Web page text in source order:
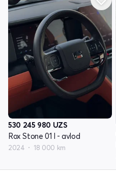
530 245 980 UZS
Rox Stone 01 I - avlod
2024 18 000 km